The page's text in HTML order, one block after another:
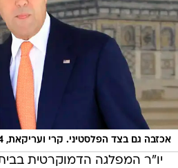
אכזבה גם בצד הפלסטיני. קרי ועריקאת, 2014
יו"ר המפלגה הדמוקרטית בבית